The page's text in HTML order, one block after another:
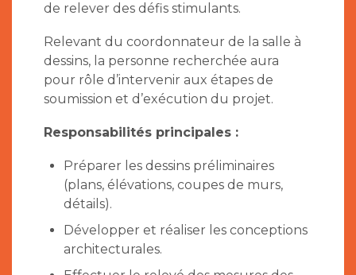
de relever des défis stimulants.
Relevant du coordonnateur de la salle à
dessins, la personne recherchée aura
pour rôle d’intervenir aux étapes de
soumission et d’exécution du projet.
Responsabilités principales :
Préparer les dessins préliminaires
(plans, élévations, coupes de murs,
détails).
Développer et réaliser les conceptions
architecturales.